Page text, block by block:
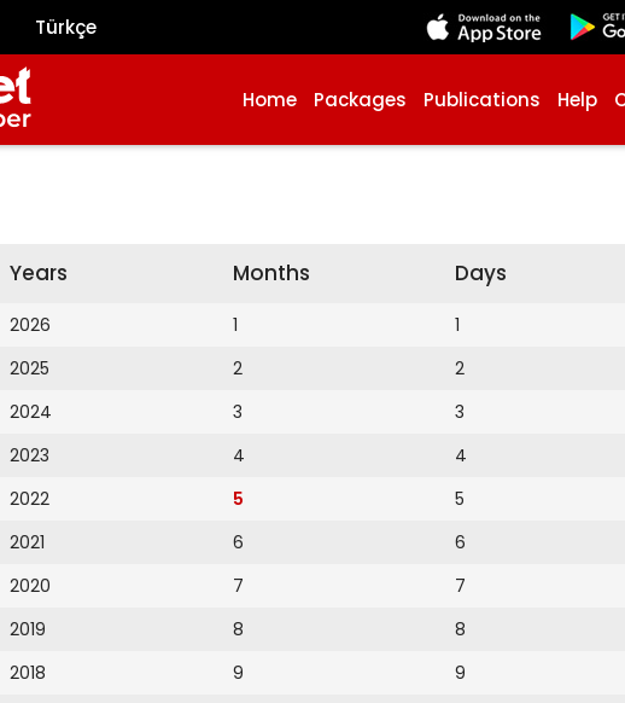
Türkçe
Home Packages Publications Help
Years
2026
2025
2024
2023
2022
2021
2020
2019
2018
Months
1
2
3
4
5
6
7
8
9
Days
1
2
3
4
5
6
7
8
9